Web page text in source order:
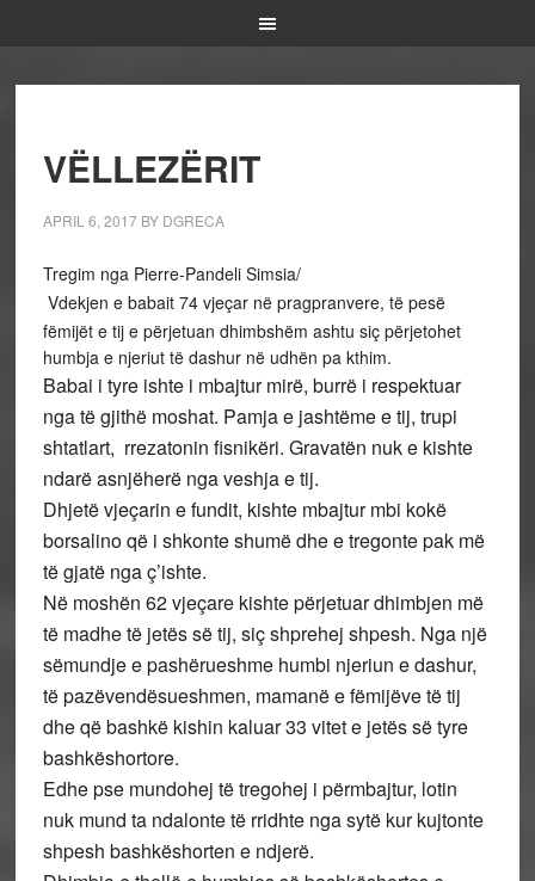
VËLLEZËRIT
APRIL 6, 2017BY DGRECA
Tregim nga Pierre-Pandeli Simsia/
Vdekjen e babait 74 vjeçar në pragpranvere, të pesë
fëmijët e tij e përjetuan dhimbshëm ashtu siç përjetohet
humbja e njeriut të dashur në udhën pa kthim.
Babai i tyre ishte i mbajtur mirë, burrë i respektuar
nga të gjithë moshat. Pamja e jashtëme e tij, trupi
shtatlart, rrezatonin fisnikëri. Gravatën nuk e kishte
ndarë asnjëherë nga veshja e tij.
Dhjetë vjeçarin e fundit, kishte mbajtur mbi kokë
borsalino që i shkonte shumë dhe e tregonte pak më
të gjatë nga ç’ishte.
Në moshën 62 vjeçare kishte përjetuar dhimbjen më
të madhe të jetës së tij, siç shprehej shpesh. Nga një
sëmundje e pashërueshme humbi njeriun e dashur,
të pazëvendësueshmen, mamanë e fëmijëve të tij
dhe që bashkë kishin kaluar 33 vitet e jetës së tyre
bashkëshortore.
Edhe pse mundohej të tregohej i përmbajtur, lotin
nuk mund ta ndalonte të rridhte nga sytë kur kujtonte
shpesh bashkëshorten e ndjerë.